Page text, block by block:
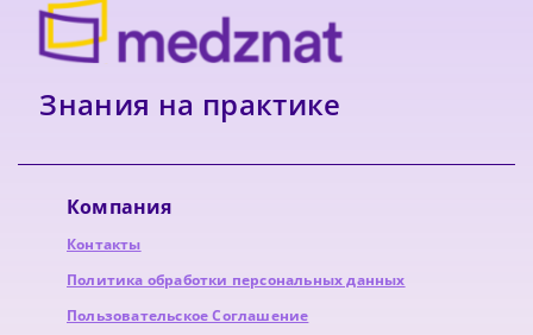
Знания на практике
Компания
Контакты
Политика обработки персональных данных
Пользовательское Соглашение